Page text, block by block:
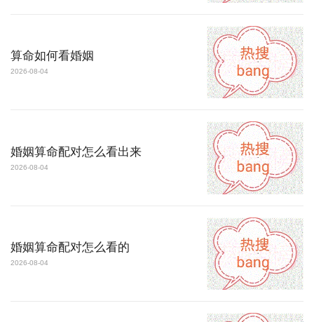
算命如何看婚姻
2026-08-04
婚姻算命配对怎么看出来
2026-08-04
婚姻算命配对怎么看的
2026-08-04